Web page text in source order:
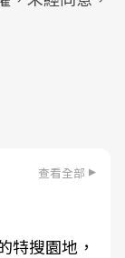
查看全部
特搜園地，